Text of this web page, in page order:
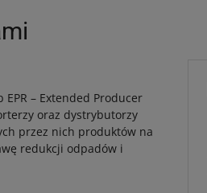
– Extended Producer
oraz dystrybutorzy
przez nich produktów na
redukcji odpadów i